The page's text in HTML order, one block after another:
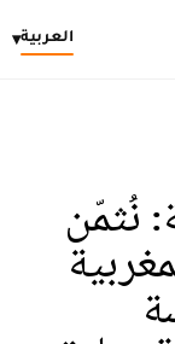
العربية▾
نُثمّن